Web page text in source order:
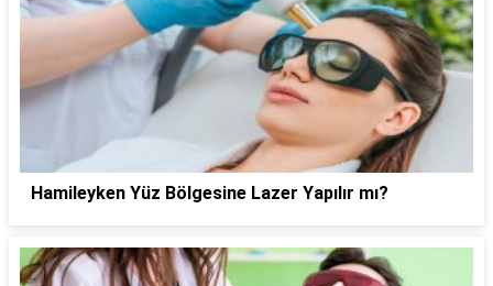
Hamileyken Yüz Bölgesine Lazer Yapılır mı?